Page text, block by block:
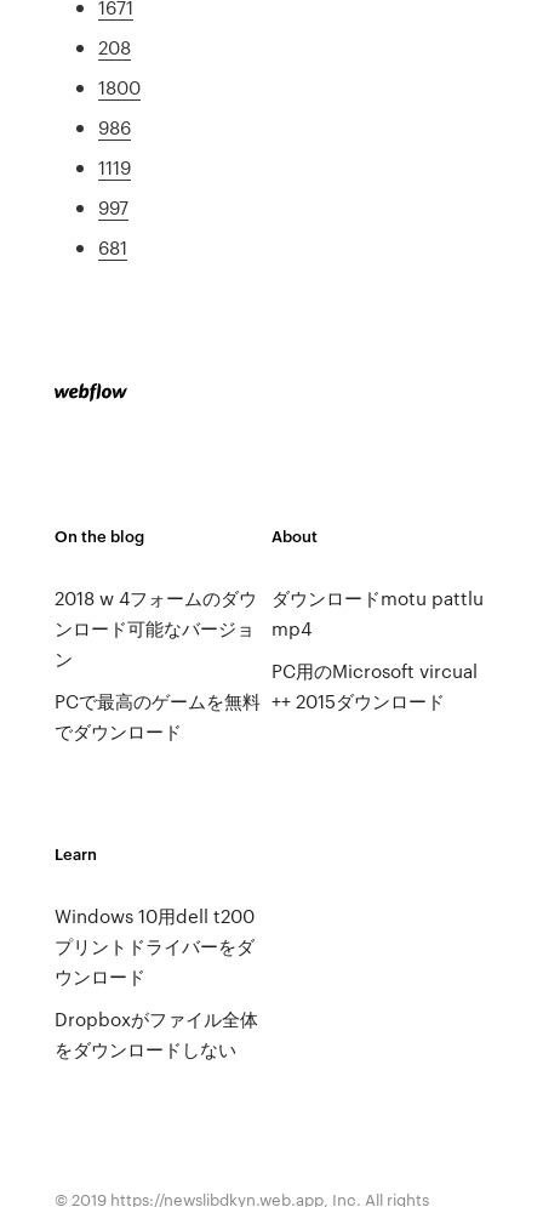
1671
208
1800
986
1119
997
681
On the blog
2018 w 4フォームのダウ
ンロード可能なバージョ
ン
PCで最高のゲームを無料
でダウンロード
About
ダウンロードmotu pattlu
mp4
PC用のMicrosoft vircual
++ 2015ダウンロード
Learn
Windows 10用dell t200
プリントドライバーをダ
ウンロード
Dropboxがファイル全体
をダウンロードしない
© 2019 https://newslibdkyn.web.app, Inc. All rights